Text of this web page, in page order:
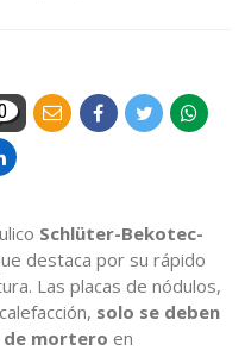
Schlüter-Bekotec-
destaca por su rápido
Las placas de nódulos,
solo se deben
de mortero en